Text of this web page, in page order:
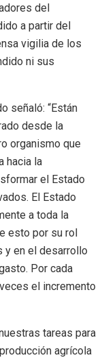
del
a partir del
vigilia de los
ni sus
señaló: “Están
desde la
organismo que
hacia la
el Estado
El Estado
a toda la
esto por su rol
y en el desarrollo
Por cada
el incremento
tareas para
agrícola